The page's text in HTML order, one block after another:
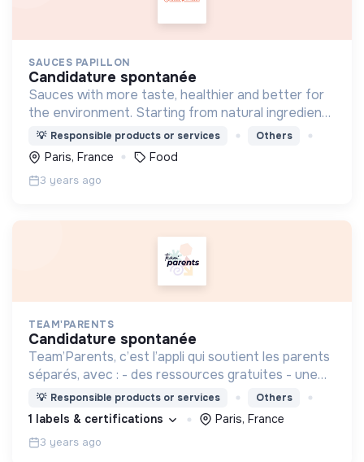
SAUCES PAPILLON
candidature spontanée
Sauces with more taste, healthier and better for
the environment. Starting from natural ingredients
and kitchen spirit. Full transparency on labels as it
was never seen before.
💡 Responsible products or services Others
Paris, France Food
3 years ago
TEAM'PARENTS
candidature spontanée
Team’Parents, c’est l’appli qui soutient les parents
séparés, avec : - des ressources gratuites - une
communauté de parents - des experts à consulter
en visio et à moindre coût.
💡 Responsible products or services Others
1 labels & certifications Paris, France
3 years ago